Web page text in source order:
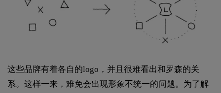
这些品牌有着各自的logo，并且很难看出和罗森的关
系。这样一来，难免会出现形象不统一的问题。为了解